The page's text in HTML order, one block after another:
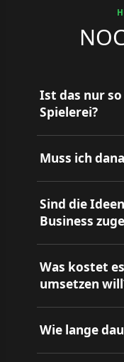
Ist das nur so
Spielerei?
Muss ich
Sind die
Business
Was kostet
umsetzen
Wie lange